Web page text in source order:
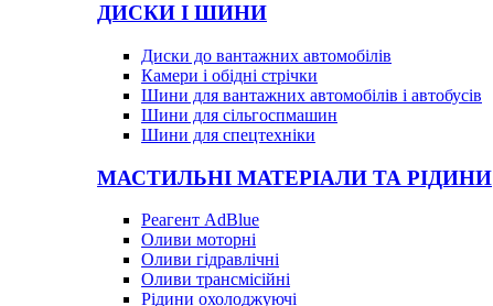
ДИСКИ І ШИНИ
Диски до вантажних автомобілів
Камери і обідні стрічки
Шини для вантажних автомобілів і автобусів
Шини для сільгоспмашин
Шини для спецтехніки
МАСТИЛЬНІ МАТЕРІАЛИ ТА РІДИНИ
Реагент AdBlue
Оливи моторні
Оливи гідравлічні
Оливи трансмісійні
Рідини охолоджуючі